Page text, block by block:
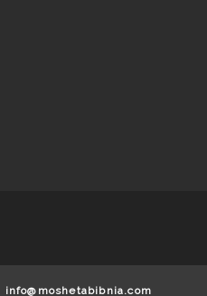
info@moshetabibnia.com